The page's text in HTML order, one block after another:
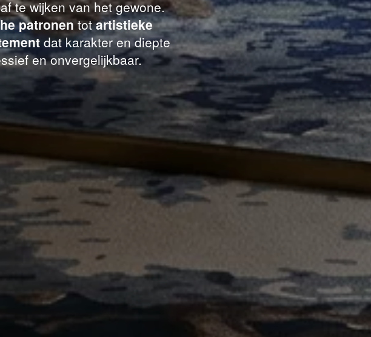
te wijken van het gewone.
patronentotartistieke
dat karakter en diepte
en onvergelijkbaar.